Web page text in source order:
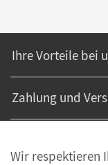
Ihre Vorteile bei
Zahlung und
Wir respektieren